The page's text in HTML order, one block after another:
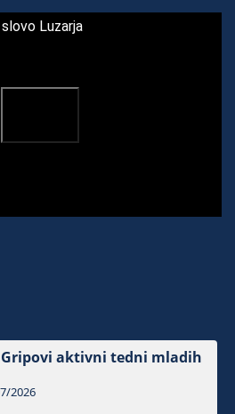
Luzarja
Gripovi aktivni tedni mladih
2026